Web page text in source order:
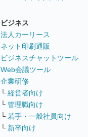
ビジネス
法人カーリース
ネット印刷通販
ビジネスチャットツール
Web会議ツール
企業研修
└ 経営者向け
└ 管理職向け
└ 若手・一般社員向け
└ 新卒向け